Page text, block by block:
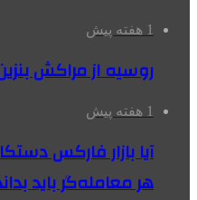
1 هفته پیش
روسیه از مراکش
1 هفته پیش
آیا بازار فارکس
هر معامله‌گر باید